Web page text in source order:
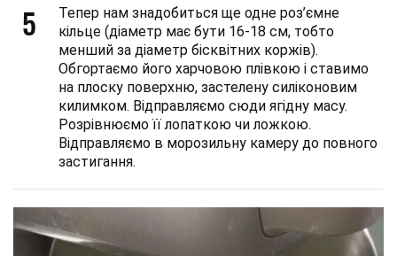
5
Тепер нам знадобиться ще одне роз’ємне
кільце (діаметр має бути 16-18 см, тобто
менший за діаметр бісквітних коржів).
Обгортаємо його харчовою плівкою і ставимо
на плоску поверхню, застелену силіконовим
килимком. Відправляємо сюди ягідну масу.
Розрівнюємо її лопаткою чи ложкою.
Відправляємо в морозильну камеру до повного
застигання.